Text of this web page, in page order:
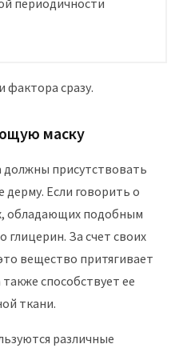
периодичности
фактора сразу.
маску
должны присутствовать
Если говорить о
обладающих подобным
глицерин. За счет своих
вещество притягивает
способствует ее
ткани.
различные